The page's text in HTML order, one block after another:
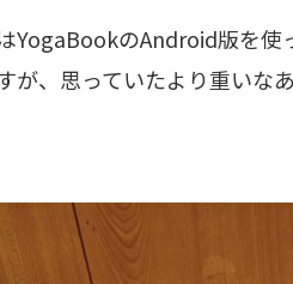
YogaBookのAndroid版を使
が、思っていたより重いな